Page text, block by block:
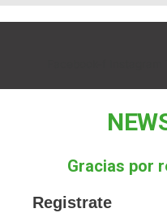
Gracias por
Registrate